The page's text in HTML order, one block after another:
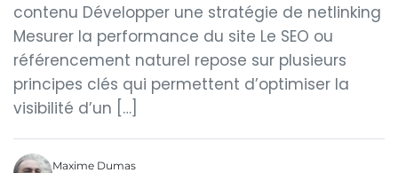
contenu Développer une stratégie de netlinking
Mesurer la performance du site Le SEO ou
référencement naturel repose sur plusieurs
principes clés qui permettent d’optimiser la
visibilité d’un […]
Maxime Dumas